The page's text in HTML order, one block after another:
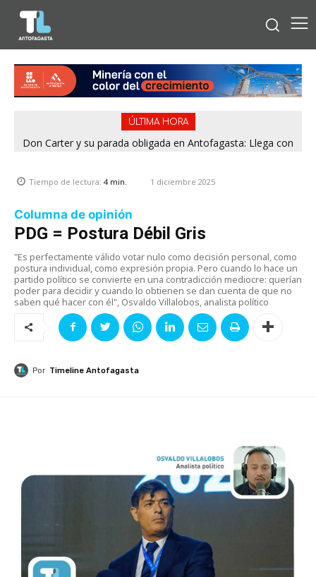
ÚLTIMA HORA
Don Carter y su parada obligada en Antofagasta: Llega con
Tiempo de lectura: 4min. 1 diciembre 2025
Columna de opinión
PDG = Postura Débil Gris
"Es perfectamente válido votar nulo como decisión personal, como
postura individual, como expresión propia. Pero cuando lo hace un
partido político se convierte en una contradicción mediocre: querían
poder para decidir y cuando lo obtienen se dan cuenta de que no
saben qué hacer con él", Osvaldo Villalobos, analista político
Por Timeline Antofagasta